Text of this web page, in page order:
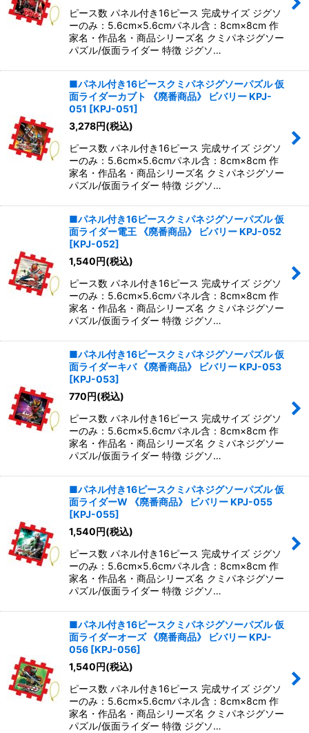
ピース数 パネル付き16ピース 完成サイズ ジグソ
ーのみ：5.6cm×5.6cmパネル含：8cm×8cm 作
家名・作品名・商品シリーズ名 クミパネジグソー
パズル/仮面ライダー 特徴 ジグソ…
■パネル付き16ピースクミパネジグソーパズル 仮
面ライダーカブト 《廃番商品》 ビバリー KPJ-
051 [KPJ-051]
3,278円(税込)
ピース数 パネル付き16ピース 完成サイズ ジグソ
ーのみ：5.6cm×5.6cmパネル含：8cm×8cm 作
家名・作品名・商品シリーズ名 クミパネジグソー
パズル/仮面ライダー 特徴 ジグソ…
■パネル付き16ピースクミパネジグソーパズル 仮
面ライダー電王 《廃番商品》 ビバリー KPJ-052
[KPJ-052]
1,540円(税込)
ピース数 パネル付き16ピース 完成サイズ ジグソ
ーのみ：5.6cm×5.6cmパネル含：8cm×8cm 作
家名・作品名・商品シリーズ名 クミパネジグソー
パズル/仮面ライダー 特徴 ジグソ…
■パネル付き16ピースクミパネジグソーパズル 仮
面ライダーキバ 《廃番商品》 ビバリー KPJ-053
[KPJ-053]
770円(税込)
ピース数 パネル付き16ピース 完成サイズ ジグソ
ーのみ：5.6cm×5.6cmパネル含：8cm×8cm 作
家名・作品名・商品シリーズ名 クミパネジグソー
パズル/仮面ライダー 特徴 ジグソ…
■パネル付き16ピースクミパネジグソーパズル 仮
面ライダーW 《廃番商品》 ビバリー KPJ-055
[KPJ-055]
1,540円(税込)
ピース数 パネル付き16ピース 完成サイズ ジグソ
ーのみ：5.6cm×5.6cmパネル含：8cm×8cm 作
家名・作品名・商品シリーズ名 クミパネジグソー
パズル/仮面ライダー 特徴 ジグソ…
■パネル付き16ピースクミパネジグソーパズル 仮
面ライダーオーズ 《廃番商品》 ビバリー KPJ-
056 [KPJ-056]
1,540円(税込)
ピース数 パネル付き16ピース 完成サイズ ジグソ
ーのみ：5.6cm×5.6cmパネル含：8cm×8cm 作
家名・作品名・商品シリーズ名 クミパネジグソー
パズル/仮面ライダー 特徴 ジグソ…